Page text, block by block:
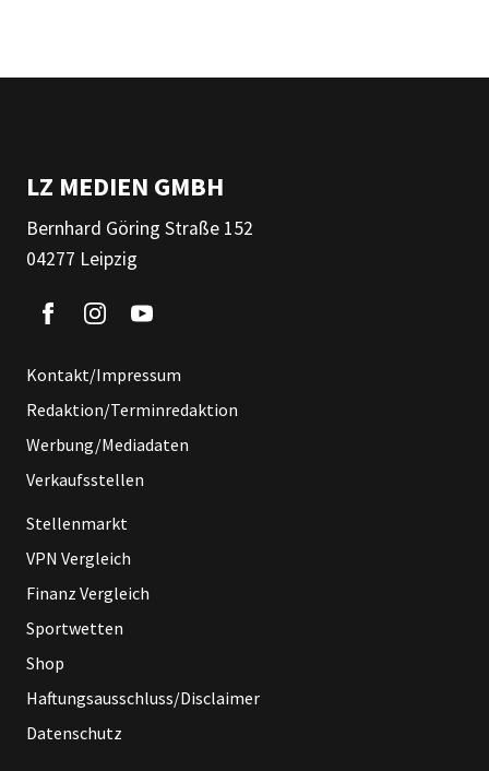
LZ MEDIEN GMBH
Bernhard Göring Straße 152
04277 Leipzig
Kontakt/Impressum
Redaktion/Terminredaktion
Werbung/Mediadaten
Verkaufsstellen
Stellenmarkt
VPN Vergleich
Finanz Vergleich
Sportwetten
Shop
Haftungsausschluss/Disclaimer
Datenschutz